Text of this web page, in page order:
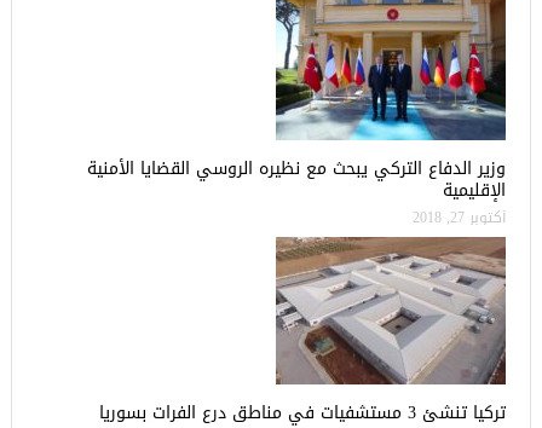
وزير الدفاع التركي يبحث مع نظيره الروسي القضايا الأمنية
الإقليمية
أكتوبر 27, 2018
تركيا تنشئ 3 مستشفيات في مناطق درع الفرات بسوريا